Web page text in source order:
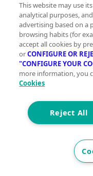
habituales
rápidamente con
características
idóneo.;
Casas en
Casas en venta en San
Casas en venta en
Casas en venta en
Casas en venta en
This website may use
analytical purposes,
advertising based on a
browsing habits (for
accept all cookies by
orCONFIGURE OR
"CONFIGURE YOUR
more information, you
Cookies
Reject All